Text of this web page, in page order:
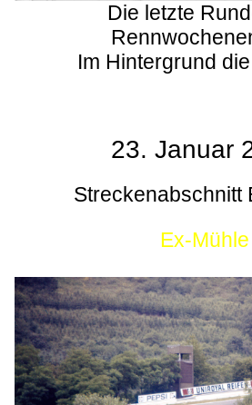
Die letzte
Im Hintergrund
23. Januar
Streckenabschnitt
Ex-Mühle